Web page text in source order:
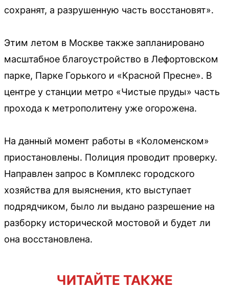
сохранят, а разрушенную часть восстановят».
Этим летом в Москве также запланировано
масштабное благоустройство в Лефортовском
парке, Парке Горького и «Красной Пресне». В
центре у станции метро «Чистые пруды» часть
прохода к метрополитену уже огорожена.
На данный момент работы в «Коломенском»
приостановлены. Полиция проводит проверку.
Направлен запрос в Комплекс городского
хозяйства для выяснения, кто выступает
подрядчиком, было ли выдано разрешение на
разборку исторической мостовой и будет ли
она восстановлена.
ЧИТАЙТЕ ТАКЖЕ